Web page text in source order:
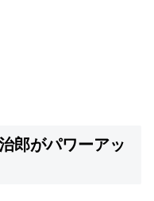
郎がパワーアッ